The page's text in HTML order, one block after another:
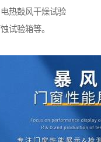
热鼓风干燥试验
试验箱等。